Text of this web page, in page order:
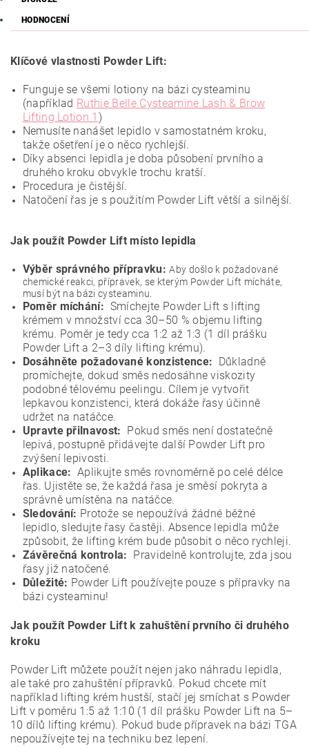
HODNOCENÍ
Klíčové vlastnosti Powder Lift:
Funguje se všemi lotiony na bázi cysteaminu
(například Ruthie Belle Cysteamine Lash & Brow
Lifting Lotion 1 )
Nemusíte nanášet lepidlo v samostatném kroku,
takže ošetření je o něco rychlejší.
Díky absenci lepidla je doba působení prvního a
druhého kroku obvykle trochu kratší.
Procedura je čistější.
Natočení řas je s použitím Powder Lift větší a silnější.
Jak použít Powder Lift místo lepidla
Výběr správného přípravku:Aby došlo k požadované
chemické reakci, přípravek, se kterým Powder Lift mícháte,
musí být na bázi cysteaminu.
Poměr míchání: Smíchejte Powder Lift s lifting
krémem v množství cca 30–50 % objemu lifting
krému. Poměr je tedy cca 1:2 až 1:3 (1 díl prášku
Powder Lift a 2–3 díly lifting krému).
Dosáhněte požadované konzistence:
Důkladně
promíchejte, dokud směs nedosáhne viskozity
podobné tělovému peelingu. Cílem je vytvořit
lepkavou konzistenci, která dokáže řasy účinně
udržet na natáčce.
Upravte přilnavost:
Pokud směs není dostatečně
lepivá, postupně přidávejte další Powder Lift pro
zvýšení lepivosti.
Aplikace: Aplikujte směs rovnoměrně po celé délce
řas. Ujistěte se, že každá řasa je směsí pokryta a
správně umístěna na natáčce.
Sledování: Protože se nepoužívá žádné běžné
lepidlo, sledujte řasy častěji. Absence lepidla může
způsobit, že lifting krém bude působit o něco rychleji.
Závěrečná kontrola:
Pravidelně kontrolujte, zda jsou
řasy již natočené.
Důležité: Powder Lift používejte pouze s přípravky na
bázi cysteaminu!
Jak použít Powder Lift k zahuštění prvního či druhého
kroku
Powder Lift můžete použít nejen jako náhradu lepidla,
ale také pro zahuštění přípravků. Pokud chcete mít
například lifting krém hustší, stačí jej smíchat s Powder
Lift v poměru 1:5 až 1:10 (1 díl prášku Powder Lift na 5–
10 dílů lifting krému). Pokud bude přípravek na bázi TGA
nepoužívejte tej na techniku bez lepení.